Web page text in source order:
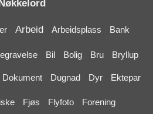
Arbeid Arbeidsplass Bank
Bil Bolig Bru Bryllup
Dokument Dugnad Dyr Ektepar
Fjøs Flyfoto Forening